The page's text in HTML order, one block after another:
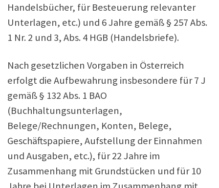
Handelsbücher, für Besteuerung relevanter
Unterlagen, etc.) und 6 Jahre gemäß § 257 Abs.
1 Nr. 2 und 3, Abs. 4 HGB (Handelsbriefe).
Nach gesetzlichen Vorgaben in Österreich
erfolgt die Aufbewahrung insbesondere für 7 J
gemäß § 132 Abs. 1 BAO
(Buchhaltungsunterlagen,
Belege/Rechnungen, Konten, Belege,
Geschäftspapiere, Aufstellung der Einnahmen
und Ausgaben, etc.), für 22 Jahre im
Zusammenhang mit Grundstücken und für 10